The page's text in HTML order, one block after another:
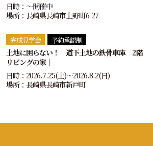
日時：〜開催中
場所：長崎県長崎市上野町6-27
完成見学会 予約承認制
土地に困らない！｜道下土地の鉄骨車庫 2階
リビングの家｜
日時：2026.7.25(土)〜2026.8.2(日)
場所：長崎県長崎市新戸町